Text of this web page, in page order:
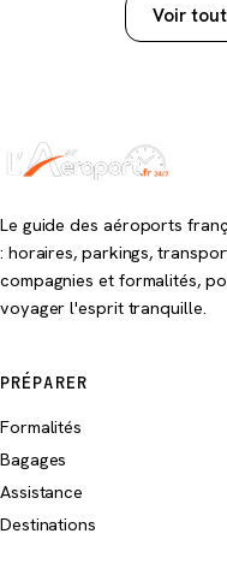
Voir
Le guide des aéroports
: horaires, parkings,
compagnies et formalités,
voyager l'esprit tranquille.
PRÉPARER
Formalités
Bagages
Assistance
Destinations